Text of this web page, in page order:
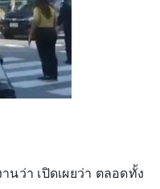
ว่า เปิดเผยว่า ตลอดทั้ง